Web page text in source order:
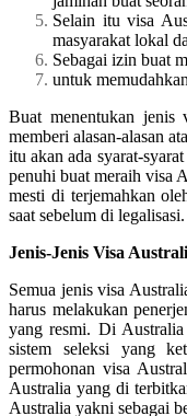
Selain itu visa
masyarakat lokal
Sebagai izin buat
untuk
Buat menentukan jenis
memberi alasan-alasan
itu akan ada syarat-
penuhi buat meraih visa
mesti di terjemahkan
saat sebelum di legalisasi.
Jenis-Jenis Visa
Semua jenis visa
harus melakukan
yang resmi. Di Australia
sistem seleksi yang
permohonan visa
Australia yang di
Australia yakni sebagai